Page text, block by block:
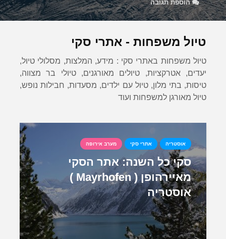
הוספת תגובה
טיול משפחות - אתרי סקי
טיול משפחות באתרי סקי : מידע, המלצות, מסלולי טיול,
יעדים, אטרקציות, טיולים מאורגנים, טיולי בר מצווה,
טיסות, בתי מלון, טיול עם ילדים, מסעדות, חבילות נופש,
טיול מאורגן למשפחות ועוד
אוסטריה אתרי סקי מערב אירופה
סקי כל השנה: אתר הסקי
מאיירהופן ( Mayrhofen )
אוסטריה